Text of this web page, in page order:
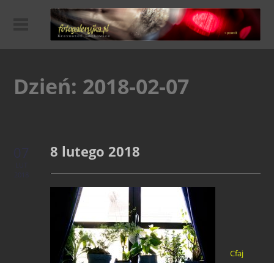
Dzień: 2018-02-07
07
2018
8 lutego 2018
Cfaj